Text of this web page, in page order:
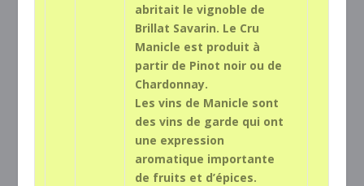
abritait le vignoble de
Brillat Savarin. Le Cru
Manicle est produit à
partir de Pinot noir ou de
Chardonnay.
Les vins de Manicle sont
des vins de garde qui ont
une expression
aromatique importante
de fruits et d’épices.